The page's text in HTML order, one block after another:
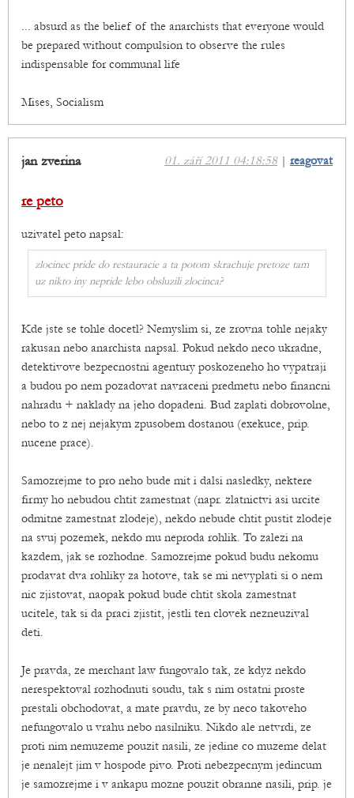
... absurd as the belief of the anarchists that everyone would
be prepared without compulsion to observe the rules
indispensable for communal life
Mises, Socialism
01. září 2011 04:18:58| reagovat
jan zverina
re peto
uzivatel peto napsal:
zlocinec pride do restauracie a ta potom skrachuje pretoze tam
uz nikto iny nepride lebo obsluzili zlocinca?
Kde jste se tohle docetl? Nemyslim si, ze zrovna tohle nejaky
rakusan nebo anarchista napsal. Pokud nekdo neco ukradne,
detektivove bezpecnostni agentury poskozeneho ho vypatraji
a budou po nem pozadovat navraceni predmetu nebo financni
nahradu + naklady na jeho dopadeni. Bud zaplati dobrovolne,
nebo to z nej nejakym zpusobem dostanou (exekuce, prip.
nucene prace).
Samozrejme to pro neho bude mit i dalsi nasledky, nektere
firmy ho nebudou chtit zamestnat (napr. zlatnictvi asi urcite
odmitne zamestnat zlodeje), nekdo nebude chtit pustit zlodeje
na svuj pozemek, nekdo mu neproda rohlik. To zalezi na
kazdem, jak se rozhodne. Samozrejme pokud budu nekomu
prodavat dva rohliky za hotove, tak se mi nevyplati si o nem
nic zjistovat, naopak pokud bude chtit skola zamestnat
ucitele, tak si da praci zjistit, jestli ten clovek nezneuzival
deti.
Je pravda, ze merchant law fungovalo tak, ze kdyz nekdo
nerespektoval rozhodnuti soudu, tak s nim ostatni proste
prestali obchodovat, a mate pravdu, ze by neco takoveho
nefungovalo u vrahu nebo nasilniku. Nikdo ale netvrdi, ze
proti nim nemuzeme pouzit nasili, ze jedine co muzeme delat
je nenalejt jim v hospode pivo. Proti nebezpecnym jedincum
je samozrejme i v ankapu mozne pouzit obranne nasili, prip. je